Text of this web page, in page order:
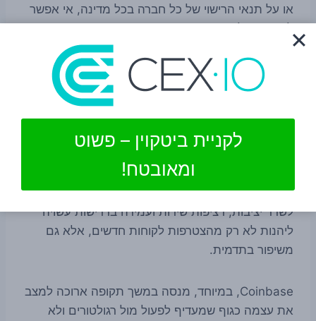
או על תנאי הרישוי של כל חברה בכל מדינה, אי אפשר
לקבוע בשלב הזה עד כמה הפגיעה ב-Binance
עמוקה. מדובר בהתפתחות חשובה, אבל התמונה עדיין
נבנית.
הזווית של Coinbase ו-OKX
מבחינת Coinbase ו-OKX, זהו רגע נוח לחדד מסר
פשוט: בעולם שבו רגולציה הופכת קשוחה יותר,
משתמשים מחפשים ודאות תפעולית. בורסה שמצליחה
לשדר יציבות, רציפות שירות ועמידה בדרישות עשויה
ליהנות לא רק מהצטרפות לקוחות חדשים, אלא גם
משיפור בתדמית.
Coinbase, במיוחד, מנסה במשך תקופה ארוכה למצב
את עצמה כגוף שמעדיף לפעול מול רגולטורים ולא
לקניית ביטקוין – פשוט
ומאובטח!